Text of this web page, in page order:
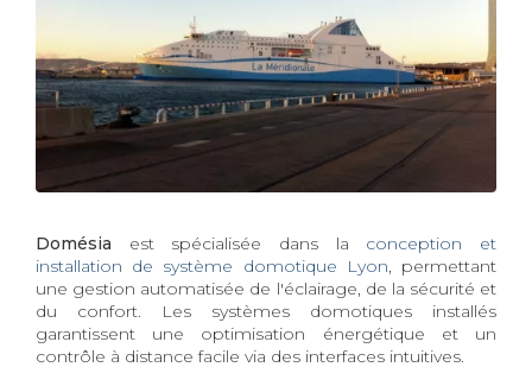
Domésia est spécialisée dans la conception et
installation de système domotique Lyon , permettant
une gestion automatisée de l'éclairage, de la sécurité et
du confort. Les systèmes domotiques installés
garantissent une optimisation énergétique et un
contrôle à distance facile via des interfaces intuitives.